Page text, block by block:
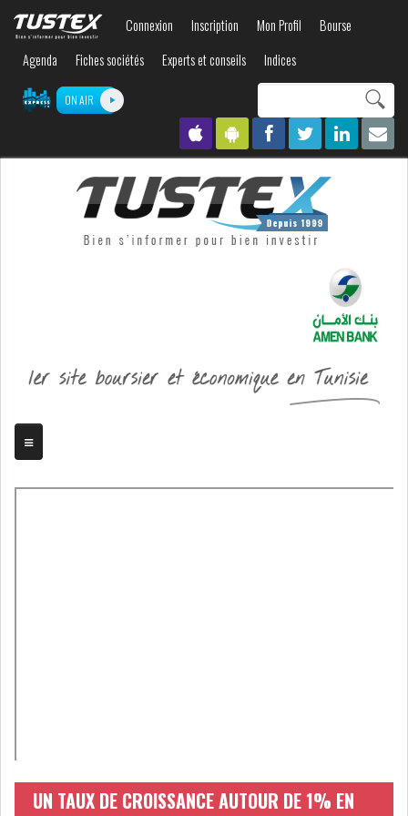
contenu
Connexion Inscription Mon Profil
Bourse
Agenda
Fiches sociétés Experts et conseils Indices
ON AIR
recherche
INTRODUCTIONS
OPÉRATIONS SUR
TITRES
UN TAUX DE CROISSANCE AUTOUR DE 1% EN